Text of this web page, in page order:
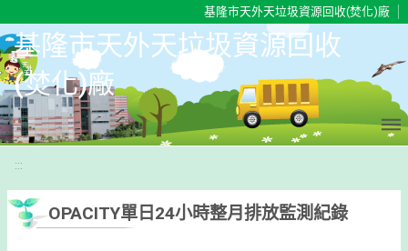
基隆市天外天垃圾資源回收(焚化)廠
基隆市天外天垃圾資源回收
(焚化)廠
:::
OPACITY單日24小時整月排放監測紀錄